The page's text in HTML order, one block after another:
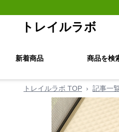
トレイルラボ
新着商品 商品を検
トレイルラボ TOP › 記事一